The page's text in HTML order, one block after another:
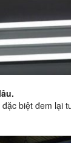
biệt đem lại